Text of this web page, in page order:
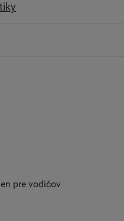
pre vodičov